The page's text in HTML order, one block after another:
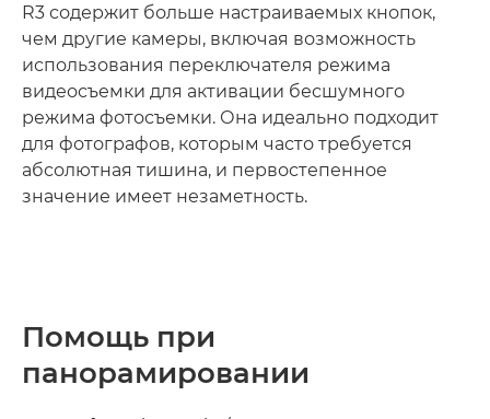
R3 содержит больше настраиваемых кнопок,
чем другие камеры, включая возможность
использования переключателя режима
видеосъемки для активации бесшумного
режима фотосъемки. Она идеально подходит
для фотографов, которым часто требуется
абсолютная тишина, и первостепенное
значение имеет незаметность.
Помощь при
панорамировании